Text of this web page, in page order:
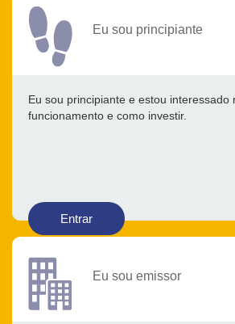
Eu sou principiante
Eu sou principiante e estou interessado
funcionamento e como investir.
Entrar
Eu sou emissor